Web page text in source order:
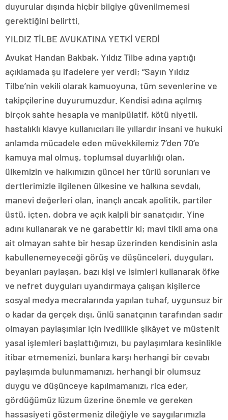
duyurular dışında hiçbir bilgiye güvenilmemesi
gerektiğini belirtti.
YILDIZ TİLBE AVUKATINA YETKİ VERDİ
Avukat Handan Bakbak, Yıldız Tilbe adına yaptığı
açıklamada şu ifadelere yer verdi; “Sayın Yıldız
Tilbe’nin vekili olarak kamuoyuna, tüm sevenlerine ve
takipçilerine duyurumuzdur. Kendisi adına açılmış
birçok sahte hesapla ve manipülatif, kötü niyetli,
hastalıklı klavye kullanıcıları ile yıllardır insani ve hukuki
anlamda mücadele eden müvekkilemiz 7’den 70’e
kamuya mal olmuş, toplumsal duyarlılığı olan,
ülkemizin ve halkımızın güncel her türlü sorunları ve
dertlerimizle ilgilenen ülkesine ve halkına sevdalı,
manevi değerleri olan, inançlı ancak apolitik, partiler
üstü, içten, dobra ve açık kalpli bir sanatçıdır. Yine
adını kullanarak ve ne garabettir ki; mavi tikli ama ona
ait olmayan sahte bir hesap üzerinden kendisinin asla
kabullenemeyeceği görüş ve düşünceleri, duyguları,
beyanları paylaşan, bazı kişi ve isimleri kullanarak öfke
ve nefret duyguları uyandırmaya çalışan kişilerce
sosyal medya mecralarında yapılan tuhaf, uygunsuz bir
o kadar da gerçek dışı, ünlü sanatçının tarafından sadır
olmayan paylaşımlar için ivedilikle şikâyet ve müstenit
yasal işlemleri başlattığımızı, bu paylaşımlara kesinlikle
itibar etmemenizi, bunlara karşı herhangi bir cevabı
paylaşımda bulunmamanızı, herhangi bir olumsuz
duygu ve düşünceye kapılmamanızı, rica eder,
gördüğümüz lüzum üzerine önemle ve gereken
hassasiyeti göstermeniz dileğiyle ve saygılarımızla